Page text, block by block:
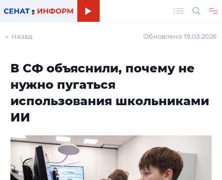
← Назад Обновлено 19.05.2026
В СФ объяснили, почему не
нужно пугаться
использования школьниками
ИИ